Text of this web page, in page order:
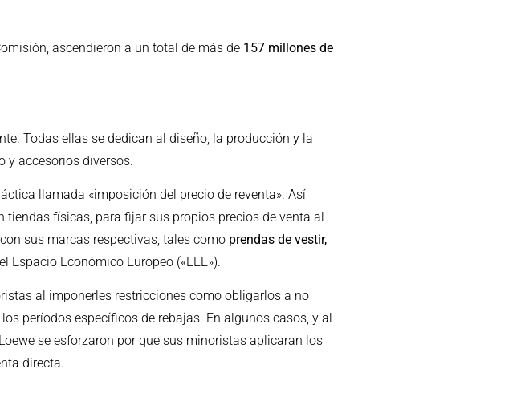
ascendieron a un total de más de 157 millones de
Todas ellas se dedican al diseño, la producción y la
y accesorios diversos.
llamada «imposición del precio de reventa». Así
físicas, para fijar sus propios precios de venta al
sus marcas respectivas, tales como prendas de vestir,
Económico Europeo («EEE»).
al imponerles restricciones como obligarlos a no
períodos específicos de rebajas. En algunos casos, y al
se esforzaron por que sus minoristas aplicaran los
directa.